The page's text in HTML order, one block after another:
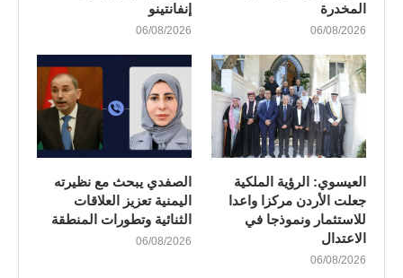
المخدرة
06/08/2026
إنفانتينو
06/08/2026
العيسوي: الرؤية الملكية
جعلت الأردن مركزا واعدا
للاستثمار ونموذجا في
الاعتدال
06/08/2026
الصفدي يبحث مع نظيرته
اليمنية تعزيز العلاقات
الثنائية وتطورات المنطقة
06/08/2026